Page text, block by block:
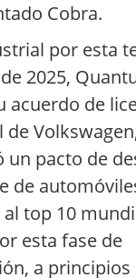
Cobra.
por esta
2025,
acuerdo de
de
pacto de
de
top 10
esta fase de
a principios